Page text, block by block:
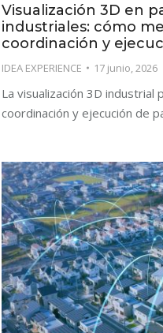
Visualización 3D en
industriales: cómo
coordinación y
IDEA EXPERIENCE 17 junio, 2026
La visualización 3D industrial
coordinación y ejecución de